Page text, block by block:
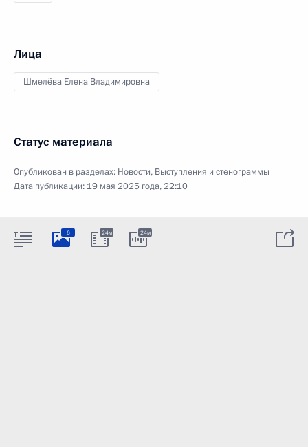
Лица
Шмелёва Елена Владимировна
Статус материала
Опубликован в разделах: Новости, Выступления и стенограммы
Дата публикации: 19 мая 2025 года, 22:10
6 24м 24м